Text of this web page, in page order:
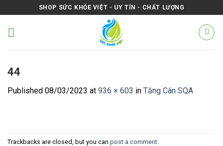
to
content
SHOP SỨC KHỎE VIỆT - UY TÍN - CHẤT LƯỢNG
44
Published 08/03/2023 at 936 × 603 in Tăng Cân SQA
Trackbacks are closed, but you can post a comment